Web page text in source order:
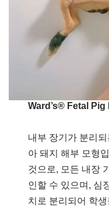
Ward’s® Fetal Pig
내부 장기가 분리
아 돼지 해부 모형
것으로, 모든 내장
인할 수 있으며, 심
치로 분리되어 학